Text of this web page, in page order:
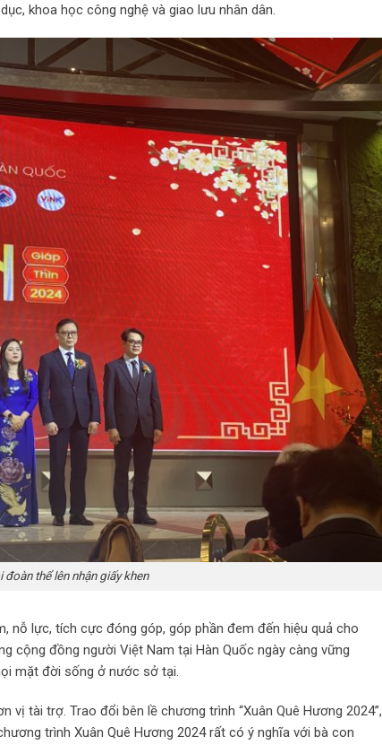
khoa học công nghệ và giao lưu nhân dân.
thể lên nhận giấy khen
nỗ lực, tích cực đóng góp, góp phần đem đến hiệu quả cho
cộng đồng người Việt Nam tại Hàn Quốc ngày càng vững
mặt đời sống ở nước sở tại.
tài trợ. Trao đổi bên lề chương trình “Xuân Quê Hương 2024”,
trình Xuân Quê Hương 2024 rất có ý nghĩa với bà con